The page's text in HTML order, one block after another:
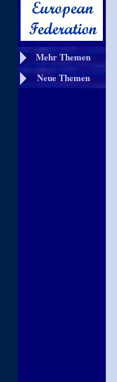
Mehr Themen
Neue Themen